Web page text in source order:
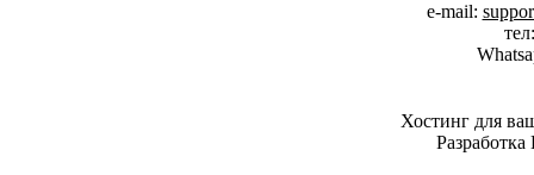
e-mail:
Хостинг для